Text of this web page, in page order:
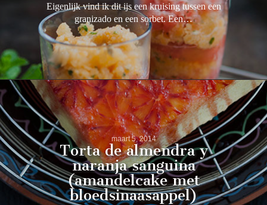
Eigenlijk vind ik dit ijs een kruising tussen een
granizado en een sorbet. Een…
maart 5, 2014
Torta de almendra y
naranja sanguina
(amandelcake met
bloedsinaasappel)